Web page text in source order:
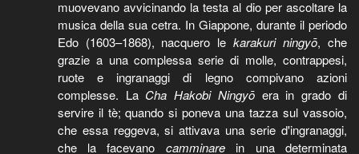
muovevano avvicinando la testa al dio per ascoltare la
musica della sua cetra. In Giappone, durante il periodo
Edo (1603–1868), nacquero lekarakuri ningyō, che
grazie a una complessa serie di molle, contrappesi,
ruote e ingranaggi di legno compivano azioni
complesse. La Cha Hakobi Ningyōera in grado di
servire il tè; quando si poneva una tazza sul vassoio,
che essa reggeva, si attivava una serie d'ingranaggi,
che la facevano camminarein una determinata